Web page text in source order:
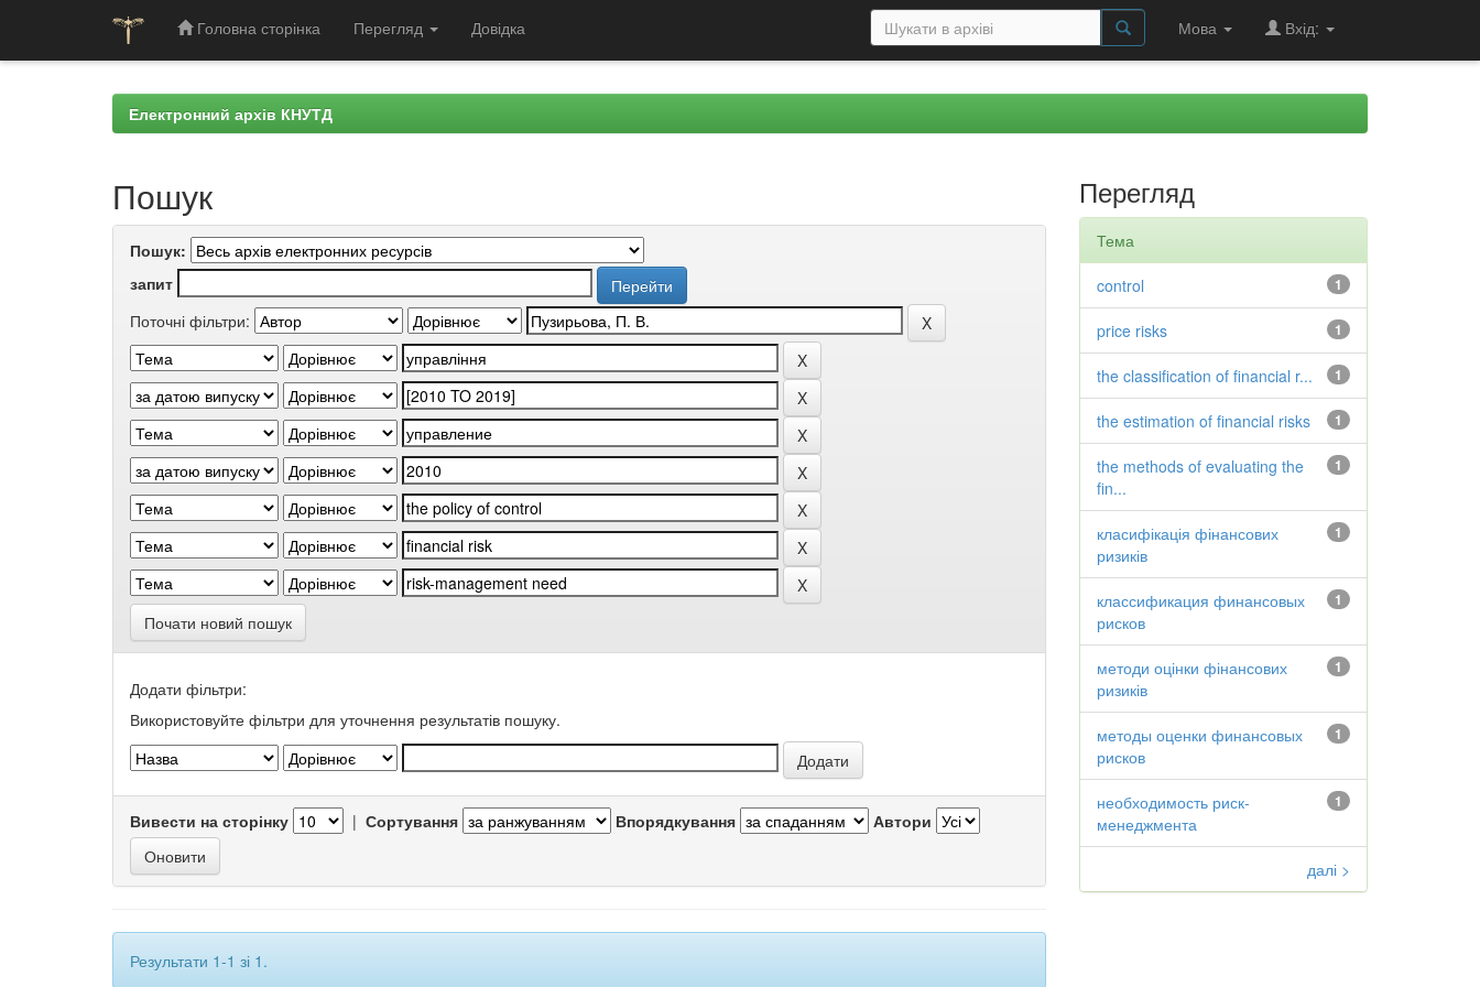
Головна сторінка Перегляд Довідка Мова Вхід:
Електронний архів КНУТД
Пошук
Пошук:
запит
Поточні фільтри:
Почати новий пошук
Додати фільтри:
Використовуйте фільтри для уточнення результатів пошуку.
Вивести на сторінку | Сортування Впорядкування Автори
Результати 1-1 зі 1.
Перегляд
Тема
1
control
1
price risks
1
the classification of financial r...
1
the estimation of financial risks
1
the methods of evaluating the
fin...
1
класифікація фінансових
ризиків
1
классификация финансовых
рисков
1
методи оцінки фінансових
ризиків
1
методы оценки финансовых
рисков
1
необходимость риск-
менеджмента
далі >